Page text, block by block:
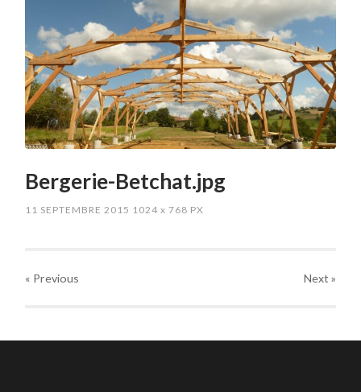
Bergerie-Betchat.jpg
11 SEPTEMBRE 2015 1024x 768 PX
« Previous Next »